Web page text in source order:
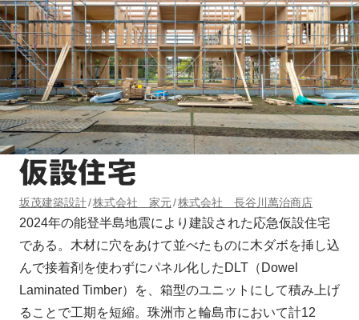
仮設住宅
坂茂建築設計 株式会社 家元 株式会社 長谷川萬治商店
2024年の能登半島地震により建設された応急仮設住宅
である。木材に穴をあけて並べたものに木ダボを挿し込
んで接着剤を使わずにパネル化したDLT（Dowel
Laminated Timber）を、箱型のユニットにして積み上げ
ることで工期を短縮。珠洲市と輪島市において計12